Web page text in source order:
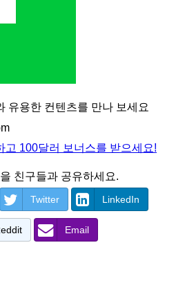
유용한 컨텐츠를 만나 보세요
고 100달러 보너스를 받으세요!
친구들과 공유하세요.
Twitter LinkedIn
Email